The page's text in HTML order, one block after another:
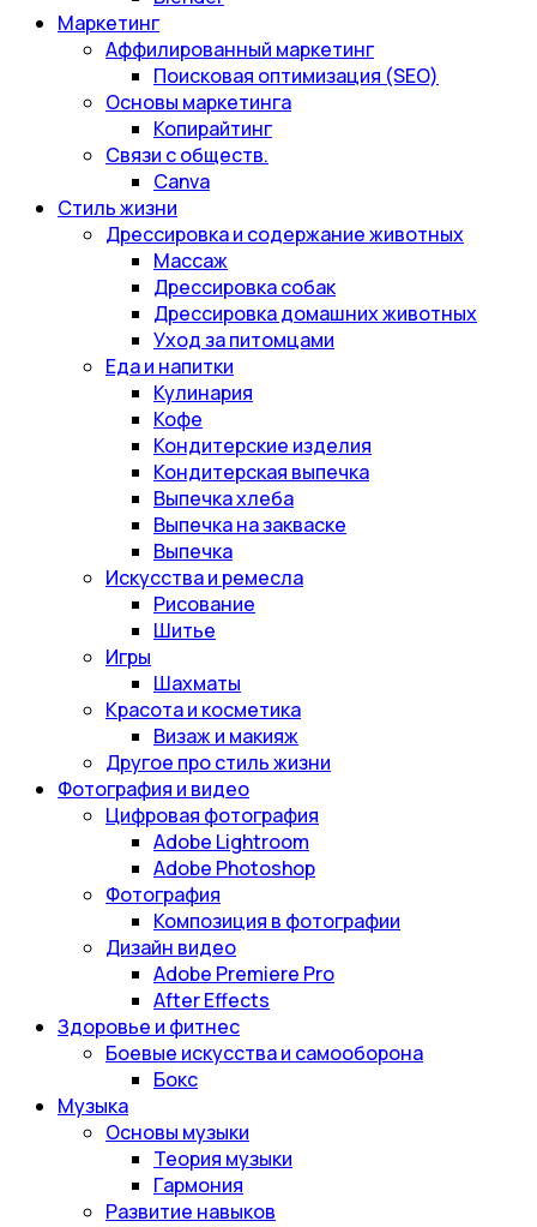
Маркетинг
Аффилированный маркетинг
Поисковая оптимизация (SEO)
Основы маркетинга
Копирайтинг
Связи с обществ.
Canva
Стиль жизни
Дрессировка и содержание животных
Массаж
Дрессировка собак
Дрессировка домашних животных
Уход за питомцами
Еда и напитки
Кулинария
Кофе
Кондитерские изделия
Кондитерская выпечка
Выпечка хлеба
Выпечка на закваске
Выпечка
Искусства и ремесла
Рисование
Шитье
Игры
Шахматы
Красота и косметика
Визаж и макияж
Другое про стиль жизни
Фотография и видео
Цифровая фотография
Adobe Lightroom
Adobe Photoshop
Фотография
Композиция в фотографии
Дизайн видео
Adobe Premiere Pro
After Effects
Здоровье и фитнес
Боевые искусства и самооборона
Бокс
Музыка
Основы музыки
Теория музыки
Гармония
Развитие навыков